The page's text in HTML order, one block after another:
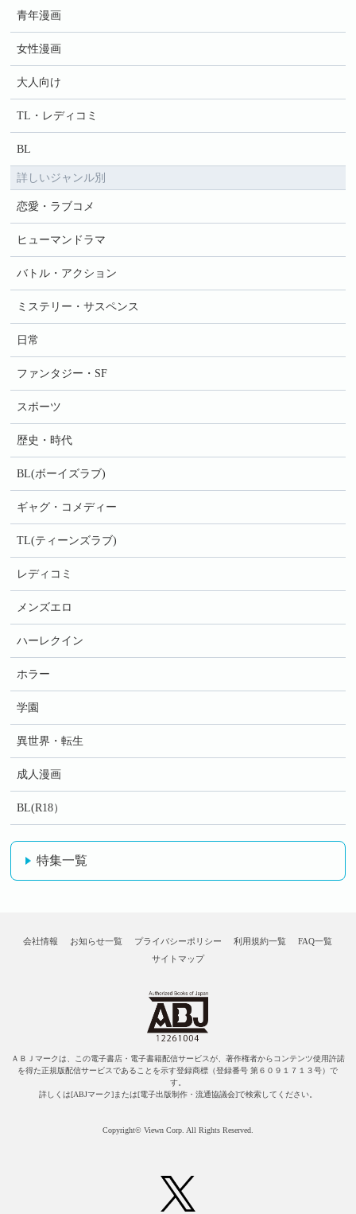
青年漫画
女性漫画
大人向け
TL・レディコミ
BL
詳しいジャンル別
恋愛・ラブコメ
ヒューマンドラマ
バトル・アクション
ミステリー・サスペンス
日常
ファンタジー・SF
スポーツ
歴史・時代
BL(ボーイズラブ)
ギャグ・コメディー
TL(ティーンズラブ)
レディコミ
メンズエロ
ハーレクイン
ホラー
学園
異世界・転生
成人漫画
BL(R18）
特集一覧
会社情報 お知らせ一覧 プライバシーポリシー 利用規約一覧
FAQ一覧
サイトマップ
ＡＢＪマークは、この電子書店・電子書籍配信サービスが、著作権者からコンテンツ使用許諾
を得た正規版配信サービスであることを示す登録商標（登録番号 第６０９１７１３号）で
す。
詳しくは[ABJマーク]または[電子出版制作・流通協議会]で検索してください。
Copyright© Viewn Corp. All Rights Reserved.